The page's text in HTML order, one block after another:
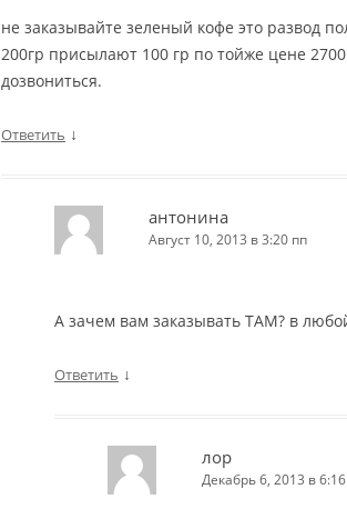
не заказывайте зеленый кофе это развод
200гр присылают 100 гр по тойже цене
дозвониться.
Ответить ↓
антонина
Август 10, 2013 в 3:20 пп
А зачем вам заказывать ТАМ? в
Ответить ↓
лор
Декабрь 6, 2013 в